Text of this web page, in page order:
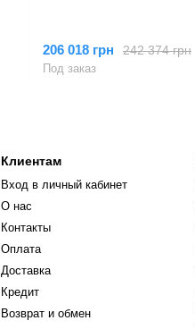
242 374 грн
206 018 грн
Под заказ
Клиентам
Вход в личный кабинет
О нас
Контакты
Оплата
Доставка
Кредит
Возврат и обмен